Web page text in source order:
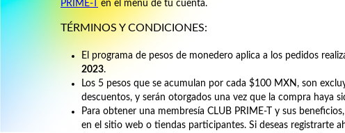
PRIME-T
en el menú de tu cuenta.
TÉRMINOS Y CONDICIONES:
El programa de pesos de monedero aplica a los pedidos
2023.
Los 5 pesos que se acumulan por cada $100 MXN, son
descuentos, y serán otorgados una vez que la compra haya
Para obtener una membresía CLUB PRIME-T y sus
en el sitio web o tiendas participantes. Si deseas registrarte